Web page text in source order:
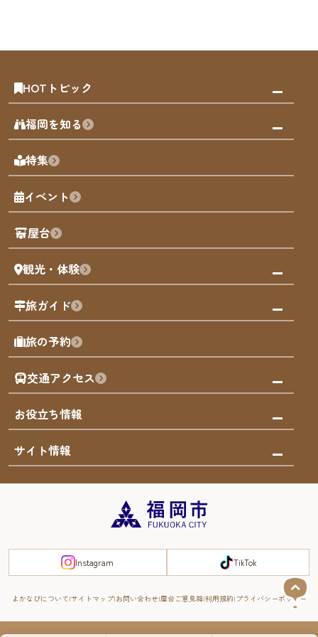
HOTトピック
みんなの旅行記
天神エリア
博多旧市街
福岡城
歴史・文化
福岡を知る
福岡の見どころ
福岡の魅力
観光カレンダー
観光PR動画
まち歩き
福岡グルメ
福岡を楽しむ
福岡のアート
福岡のナイトタイム
福岡の歴史・文化
サステナブルツーリズム
福岡検定
よかなび音声ガイド
FUKUOKA EAST&WEST COAST
特集
イベント
屋台
観光・体験
観る・遊ぶ
屋台
買う
体験
泊まる
旅ガイド
モデルコース
AIおまかせコース
オリジナルプラン
みんなの旅行記
旅の予約
交通アクセス
市内交通ガイド
お得なチケット
お役立ち情報
お知らせ
災害情報
サイト情報
まち歩き・体験プログラム掲載申込
Instagram TikTok
よかなびについて サイトマップ お問い合わせ 屋台ご意見箱 利用規約 プライバシーポリシー